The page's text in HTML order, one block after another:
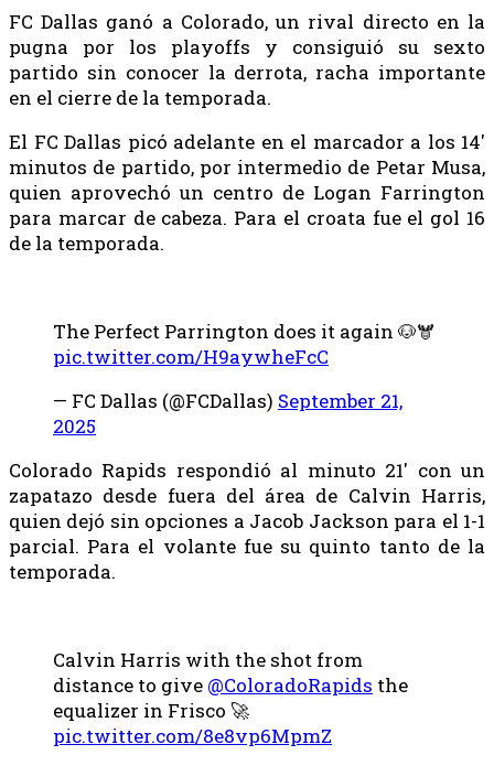
FC Dallas ganó a Colorado, un rival directo en la
pugna por los playoffs y consiguió su sexto
partido sin conocer la derrota, racha importante
en el cierre de la temporada.
El FC Dallas picó adelante en el marcador a los 14′
minutos de partido, por intermedio de Petar Musa,
quien aprovechó un centro de Logan Farrington
para marcar de cabeza. Para el croata fue el gol 16
de la temporada.
The Perfect Parrington does it again 🐶🫎
pic.twitter.com/H9aywheFcC
— FC Dallas (@FCDallas) September 21,
2025
Colorado Rapids respondió al minuto 21′ con un
zapatazo desde fuera del área de Calvin Harris,
quien dejó sin opciones a Jacob Jackson para el 1-1
parcial. Para el volante fue su quinto tanto de la
temporada.
Calvin Harris with the shot from
distance to give @ColoradoRapids the
equalizer in Frisco 🚀
pic.twitter.com/8e8vp6MpmZ